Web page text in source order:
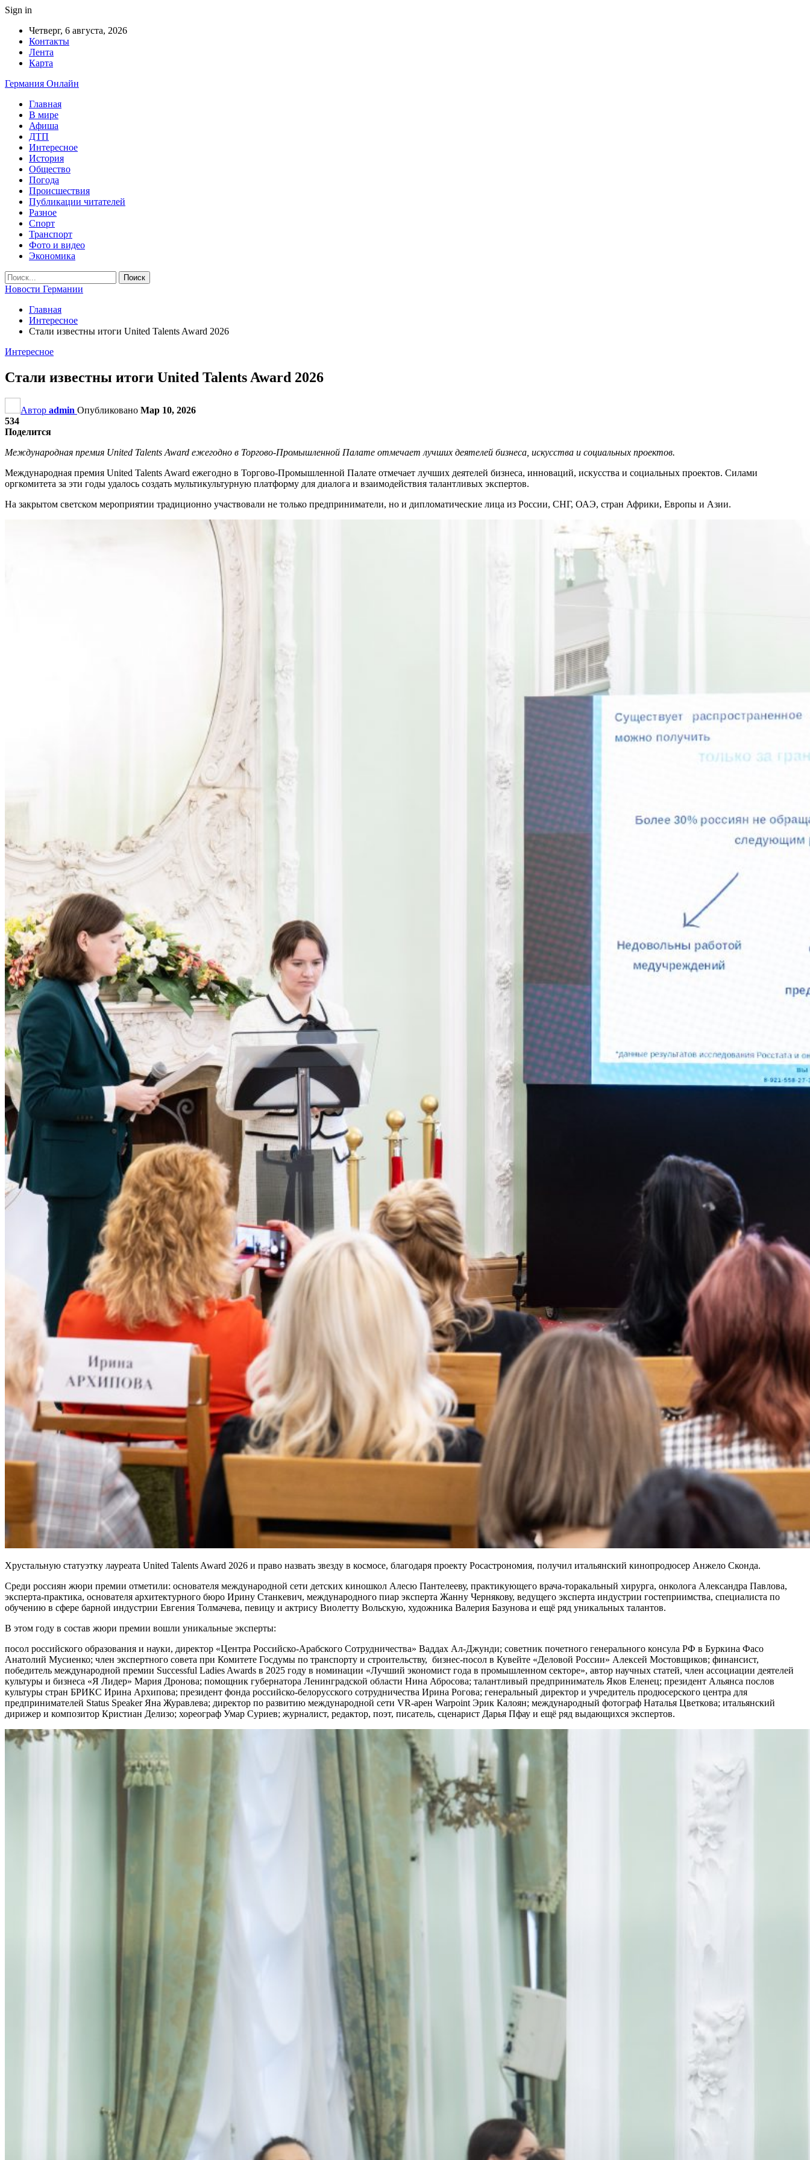
Sign in
Четверг, 6 августа, 2026
Контакты
Лента
Карта
Германия Онлайн
Главная
В мире
Афиша
ДТП
Интересное
История
Общество
Погода
Происшествия
Публикации читателей
Разное
Спорт
Транспорт
Фото и видео
Экономика
Новости Германии
Главная
Интересное
Стали известны итоги United Talents Award 2026
Интересное
Стали известны итоги United Talents Award 2026
Автор admin Опубликовано Мар 10, 2026
534
Поделится
Международная премия United Talents Award ежегодно в Торгово-Промышленной Палате отмечает лучших деятелей бизнеса, искусства и социальных проектов.
Международная премия United Talents Award ежегодно в Торгово-Промышленной Палате отмечает лучших деятелей бизнеса, инноваций, искусства и социальных проектов. Силами
оргкомитета за эти годы удалось создать мультикультурную платформу для диалога и взаимодействия талантливых экспертов.
На закрытом светском мероприятии традиционно участвовали не только предприниматели, но и дипломатические лица из России, СНГ, ОАЭ, стран Африки, Европы и Азии.
Хрустальную статуэтку лауреата United Talents Award 2026 и право назвать звезду в космосе, благодаря проекту Росастрономия, получил итальянский кинопродюсер Анжело Сконда.
Среди россиян жюри премии отметили: основателя международной сети детских киношкол Алесю Пантелееву, практикующего врача-торакальный хирурга, онколога Александра Павлова,
эксперта-практика, основателя архитектурного бюро Ирину Станкевич, международного пиар эксперта Жанну Чернякову, ведущего эксперта индустрии гостеприимства, специалиста по
обучению в сфере барной индустрии Евгения Толмачева, певицу и актрису Виолетту Вольскую, художника Валерия Базунова и ещё ряд уникальных талантов.
В этом году в состав жюри премии вошли уникальные эксперты:
посол российского образования и науки, директор «Центра Российско-Арабского Сотрудничества» Ваддах Ал-Джунди; советник почетного генерального консула РФ в Буркина Фасо
Анатолий Мусиенко; член экспертного совета при Комитете Госдумы по транспорту и строительству, бизнес-посол в Кувейте «Деловой России» Алексей Мостовщиков; финансист,
победитель международной премии Successful Ladies Awards в 2025 году в номинации «Лучший экономист года в промышленном секторе», автор научных статей, член ассоциации деятелей
культуры и бизнеса «Я Лидер» Мария Дронова; помощник губернатора Ленинградской области Нина Абросова; талантливый предприниматель Яков Еленец; президент Альянса послов
культуры стран БРИКС Ирина Архипова; президент фонда российско-белорусского сотрудничества Ирина Рогова; генеральный директор и учредитель продюсерского центра для
предпринимателей Status Speaker Яна Журавлева; директор по развитию международной сети VR-арен Warpoint Эрик Калоян; международный фотограф Наталья Цветкова; итальянский
дирижер и композитор Кристиан Делизо; хореограф Умар Суриев; журналист, редактор, поэт, писатель, сценарист Дарья Пфау и ещё ряд выдающихся экспертов.